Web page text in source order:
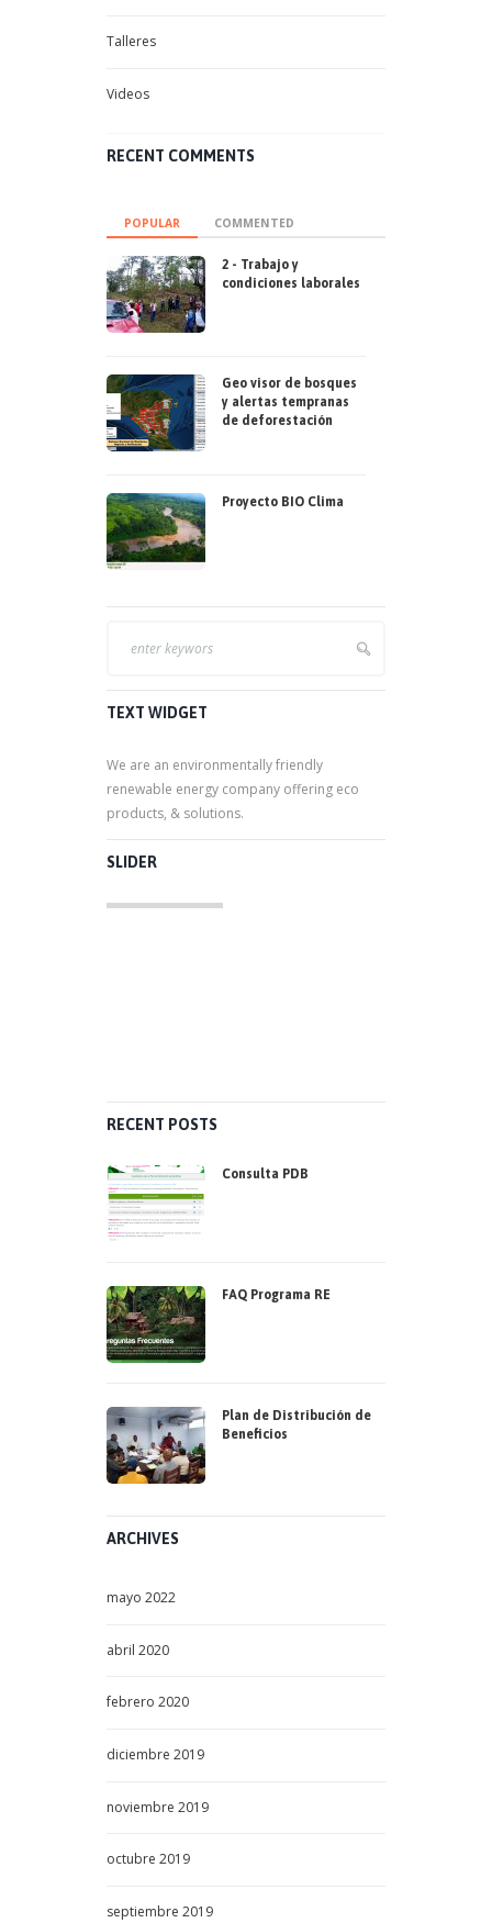
Talleres
Videos
RECENT COMMENTS
POPULAR COMMENTED
2 - Trabajo y
condiciones laborales
Geo visor de bosques
y alertas tempranas
de deforestación
Proyecto BIO Clima
TEXT WIDGET
We are an environmentally friendly
renewable energy company offering eco
products, & solutions.
SLIDER
RECENT POSTS
Consulta PDB
FAQ Programa RE
Plan de Distribución de
Beneficios
ARCHIVES
mayo 2022
abril 2020
febrero 2020
diciembre 2019
noviembre 2019
octubre 2019
septiembre 2019